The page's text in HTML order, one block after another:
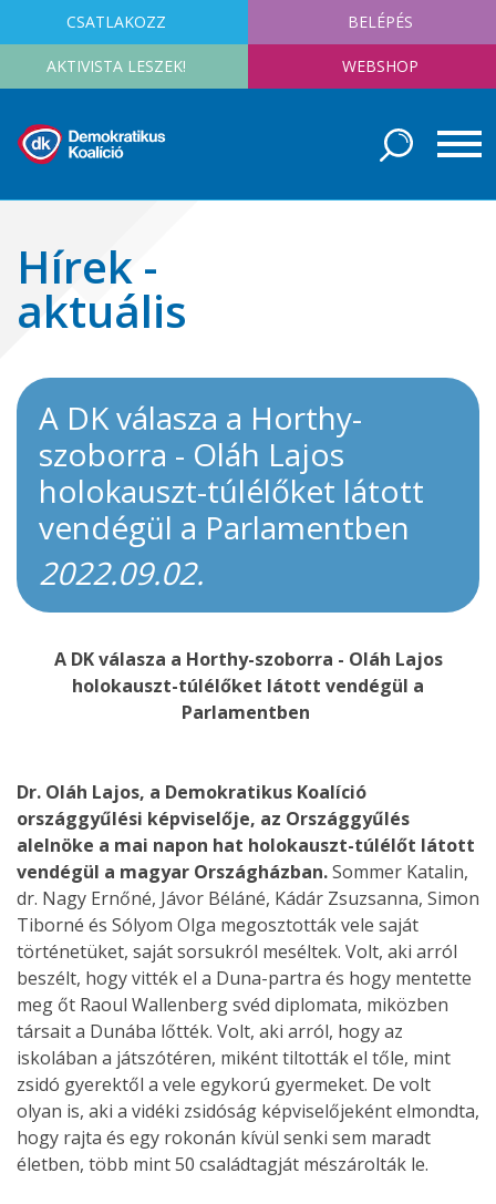
CSATLAKOZZ BELÉPÉS
AKTIVISTA LESZEK! WEBSHOP
Hírek -
aktuális
A DK válasza a Horthy-
szoborra - Oláh Lajos
holokauszt-túlélőket látott
vendégül a Parlamentben
2022.09.02.
A DK válasza a Horthy-szoborra - Oláh Lajos
holokauszt-túlélőket látott vendégül a
Parlamentben
Dr. Oláh Lajos, a Demokratikus Koalíció
országgyűlési képviselője, az Országgyűlés
alelnöke a mai napon hat holokauszt-túlélőt látott
vendégül a magyar Országházban.Sommer Katalin,
dr. Nagy Ernőné, Jávor Béláné, Kádár Zsuzsanna, Simon
Tiborné és Sólyom Olga megosztották vele saját
történetüket, saját sorsukról meséltek. Volt, aki arról
beszélt, hogy vitték el a Duna-partra és hogy mentette
meg őt Raoul Wallenberg svéd diplomata, miközben
társait a Dunába lőtték. Volt, aki arról, hogy az
iskolában a játszótéren, miként tiltották el tőle, mint
zsidó gyerektől a vele egykorú gyermeket. De volt
olyan is, aki a vidéki zsidóság képviselőjeként elmondta,
hogy rajta és egy rokonán kívül senki sem maradt
életben, több mint 50 családtagját mészárolták le.